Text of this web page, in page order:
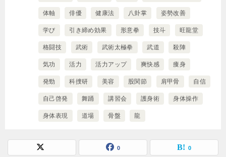
体軸 俳優 健康法 八卦掌 姿勢改善
学び 引き締め効果 形意拳 技斗 旺龍堂
格闘技 武術 武術太極拳 武道 殺陣
気功 活力 活力アップ 爽快感 痩身
発勁 科捜研 美容 股関節 肩甲骨 自信
自己啓発 舞踊 講習会 護身術 身体操作
身体表現 道場 骨盤 龍
0 0